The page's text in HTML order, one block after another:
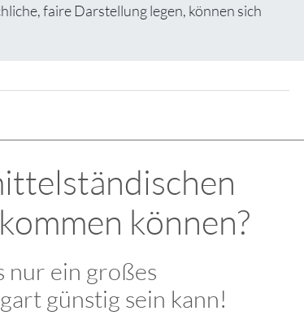
faire Darstellung legen, können sich
können?
nur ein großes
günstig sein kann!